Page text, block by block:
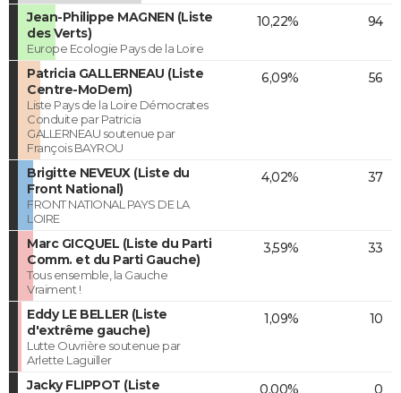
Jean-Philippe MAGNEN (Liste
des Verts)
Europe Ecologie Pays de la Loire
10,22% 94
Patricia GALLERNEAU (Liste
Centre-MoDem)
Liste Pays de la Loire Démocrates
Conduite par Patricia
GALLERNEAU soutenue par
François BAYROU
6,09% 56
Brigitte NEVEUX (Liste du
Front National)
FRONT NATIONAL PAYS DE LA
LOIRE
4,02% 37
Marc GICQUEL (Liste du Parti
Comm. et du Parti Gauche)
Tous ensemble, la Gauche
Vraiment !
3,59% 33
Eddy LE BELLER (Liste
d'extrême gauche)
Lutte Ouvrière soutenue par
Arlette Laguiller
1,09% 10
Jacky FLIPPOT (Liste
0,00% 0